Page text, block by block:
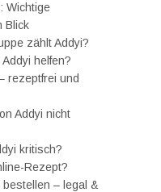
Wichtige
Blick
zählt Addyi?
helfen?
rezeptfrei und
Addyi nicht
kritisch?
Rezept?
– legal &